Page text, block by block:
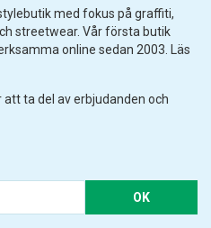
med fokus på graffiti,
streetwear. Vår första butik
online sedan 2003. Läs
ta del av erbjudanden och
OK